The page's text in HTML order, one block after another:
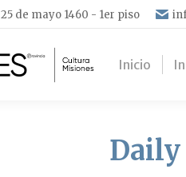
25 de mayo 1460 - 1er piso
Inicio
Daily